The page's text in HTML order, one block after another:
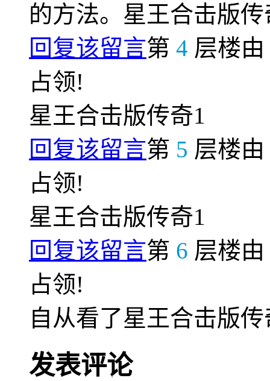
的方法。星王合击版传
回复该留言第 4 层楼由
占领!
星王合击版传奇1
回复该留言第 5 层楼由
占领!
星王合击版传奇1
回复该留言第 6 层楼由
占领!
自从看了星王合击版传
发表评论